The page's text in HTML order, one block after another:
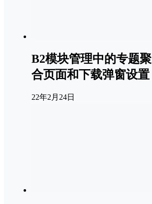
B2模块管理中的专题聚
合页面和下载弹窗设置
22年2月24日